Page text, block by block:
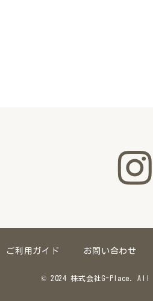
ご利用ガイド お問い合わせ
© 2024 株式会社G-Place. All